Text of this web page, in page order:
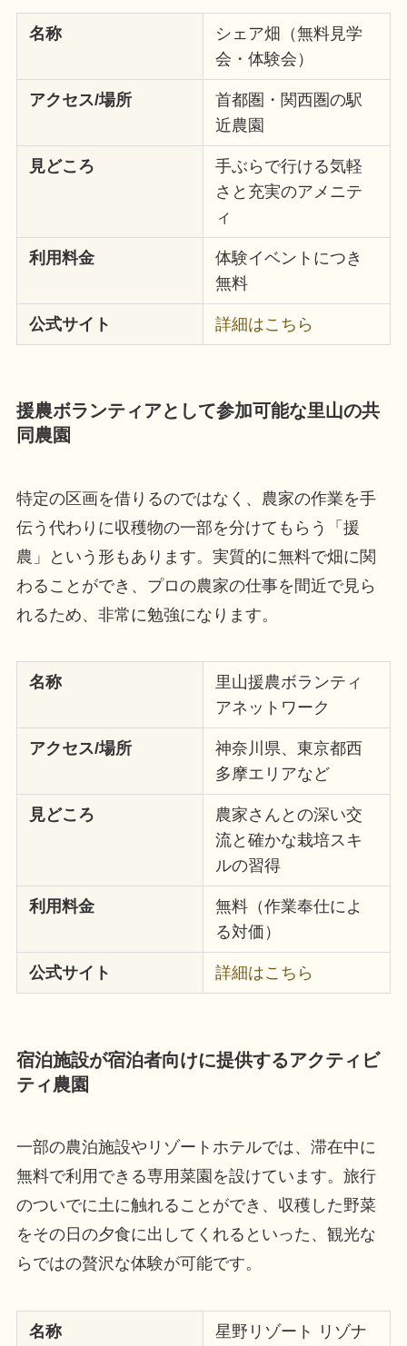
名称
シェア畑（無料見学
会・体験会）
アクセス/場所
首都圏・関西圏の駅
近農園
見どころ
手ぶらで行ける気軽
さと充実のアメニテ
ィ
利用料金
体験イベントにつき
無料
公式サイト 詳細はこちら
援農ボランティアとして参加可能な里山の共
同農園
特定の区画を借りるのではなく、農家の作業を手
伝う代わりに収穫物の一部を分けてもらう「援
農」という形もあります。実質的に無料で畑に関
わることができ、プロの農家の仕事を間近で見ら
れるため、非常に勉強になります。
名称
里山援農ボランティ
アネットワーク
アクセス/場所
神奈川県、東京都西
多摩エリアなど
見どころ
農家さんとの深い交
流と確かな栽培スキ
ルの習得
利用料金
無料（作業奉仕によ
る対価）
公式サイト 詳細はこちら
宿泊施設が宿泊者向けに提供するアクティビ
ティ農園
一部の農泊施設やリゾートホテルでは、滞在中に
無料で利用できる専用菜園を設けています。旅行
のついでに土に触れることができ、収穫した野菜
をその日の夕食に出してくれるといった、観光な
らではの贅沢な体験が可能です。
名称
星野リゾート リゾナ